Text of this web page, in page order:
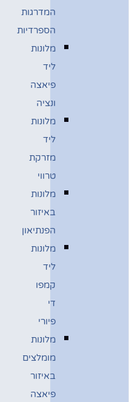
המדרגות
הספרדיות
מלונות
ליד
פיאצה
ונציה
מלונות
ליד
מזרקת
טרווי
מלונות
באיזור
הפנתיאון
מלונות
ליד
קמפו
די
פיורי
מלונות
מומלצים
באיזור
פיאצה